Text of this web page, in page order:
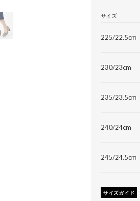
サイズ
225/22.5cm
230/23cm
235/23.5cm
240/24cm
245/24.5cm
サイズガイド